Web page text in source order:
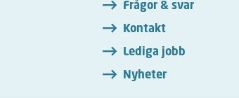
Frågor & svar
Kontakt
Lediga jobb
Nyheter